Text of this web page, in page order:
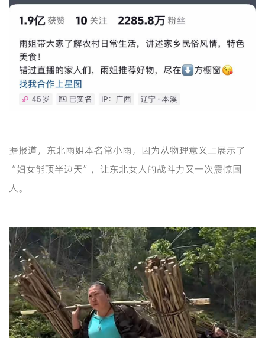
据报道，东北雨姐本名常小雨，因为从物理意义上展示了
“妇女能顶半边天”，让东北女人的战斗力又一次震惊国
人。